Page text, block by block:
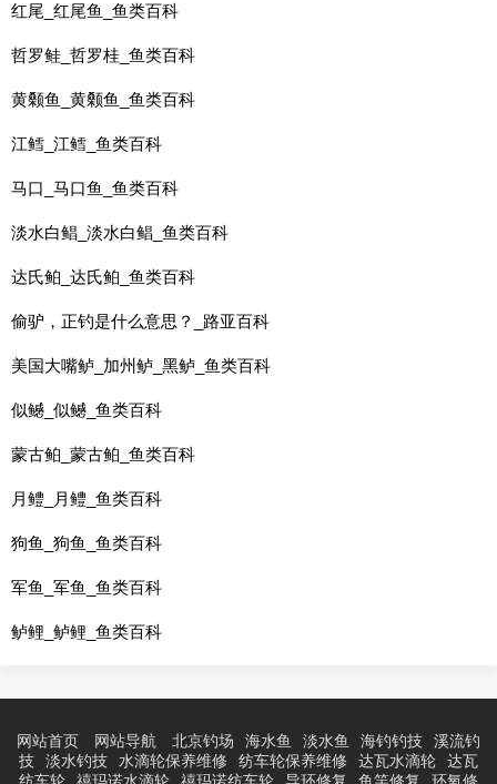
红尾_红尾鱼_鱼类百科
哲罗鲑_哲罗桂_鱼类百科
黄颡鱼_黄颡鱼_鱼类百科
江鳕_江鳕_鱼类百科
马口_马口鱼_鱼类百科
淡水白鲳_淡水白鲳_鱼类百科
达氏鲌_达氏鲌_鱼类百科
偷驴，正钓是什么意思？_路亚百科
美国大嘴鲈_加州鲈_黑鲈_鱼类百科
似鳡_似鳡_鱼类百科
蒙古鲌_蒙古鲌_鱼类百科
月鳢_月鳢_鱼类百科
狗鱼_狗鱼_鱼类百科
军鱼_军鱼_鱼类百科
鲈鲤_鲈鲤_鱼类百科
网站首页 网站导航 北京钓场 海水鱼 淡水鱼 海钓钓技
溪流钓
技
淡水钓技 水滴轮保养维修 纺车轮保养维修 达瓦水滴轮
达瓦